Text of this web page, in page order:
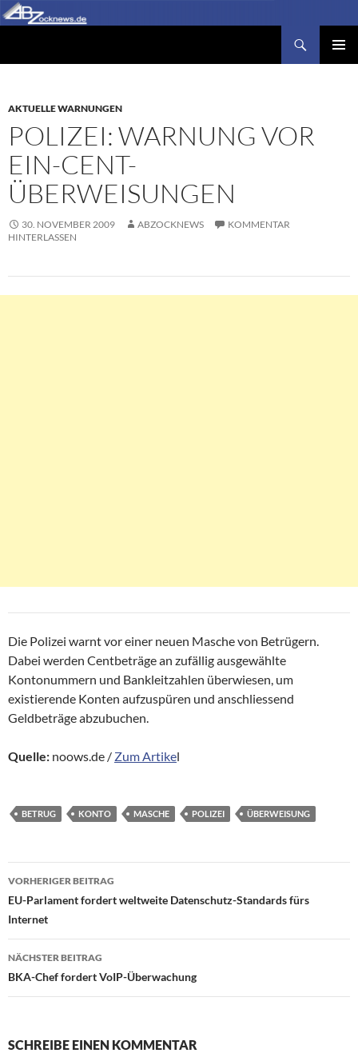
Zum
Inhalt
AKTUELLE WARNUNGEN
POLIZEI: WARNUNG VOR
EIN-CENT-
ÜBERWEISUNGEN
30. NOVEMBER 2009 ABZOCKNEWS
KOMMENTAR
HINTERLASSEN
Die Polizei warnt vor einer neuen Masche von Betrügern.
Dabei werden Centbeträge an zufällig ausgewählte
Kontonummern und Bankleitzahlen überwiesen, um
existierende Konten aufzuspüren und anschliessend
Geldbeträge abzubuchen.
Quelle: noows.de / Zum Artikel
BETRUG KONTO MASCHE POLIZEI ÜBERWEISUNG
Beitragsnavigation
VORHERIGER BEITRAG
EU-Parlament fordert weltweite Datenschutz-Standards fürs
Internet
NÄCHSTER BEITRAG
BKA-Chef fordert VoIP-Überwachung
SCHREIBE EINEN KOMMENTAR